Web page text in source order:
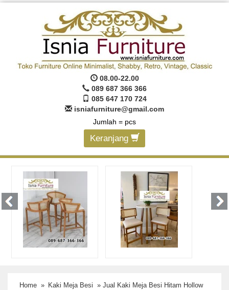
08.00-22.00
089 687 366 366
085 647 170 724
isniafurniture@gmail.com
Jumlah = pcs
Keranjang
Home » Kaki Meja Besi » Jual Kaki Meja Besi Hitam Hollow